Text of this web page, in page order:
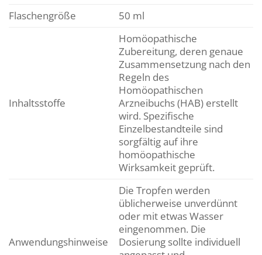
Flaschengröße
50 ml
Inhaltsstoffe
Homöopathische
Zubereitung, deren genaue
Zusammensetzung nach den
Regeln des
Homöopathischen
Arzneibuchs (HAB) erstellt
wird. Spezifische
Einzelbestandteile sind
sorgfältig auf ihre
homöopathische
Wirksamkeit geprüft.
Anwendungshinweise
Die Tropfen werden
üblicherweise unverdünnt
oder mit etwas Wasser
eingenommen. Die
Dosierung sollte individuell